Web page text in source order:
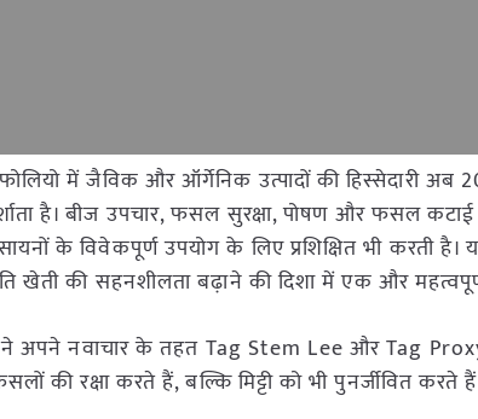
में जैविक और ऑर्गेनिक उत्पादों की हिस्सेदारी
है। बीज उपचार, फसल सुरक्षा, पोषण और फसल
के विवेकपूर्ण उपयोग के लिए प्रशिक्षित भी करती
खेती की सहनशीलता बढ़ाने की दिशा में एक और
ने अपने नवाचार के तहत Tag Stem Lee और Tag
की रक्षा करते हैं, बल्कि मिट्टी को भी पुनर्जीवित करते